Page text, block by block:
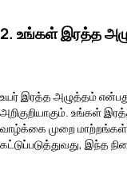
2. உங்கள் இரத்த
உயர் இரத்த அழுத்தம்
அறிகுறியாகும். உங்கள்
வாழ்க்கை முறை மாற்றங்கள்
கட்டுப்படுத்துவது, இந்த